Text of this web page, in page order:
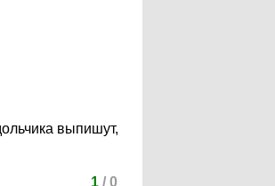
выпишут,
1/ 0